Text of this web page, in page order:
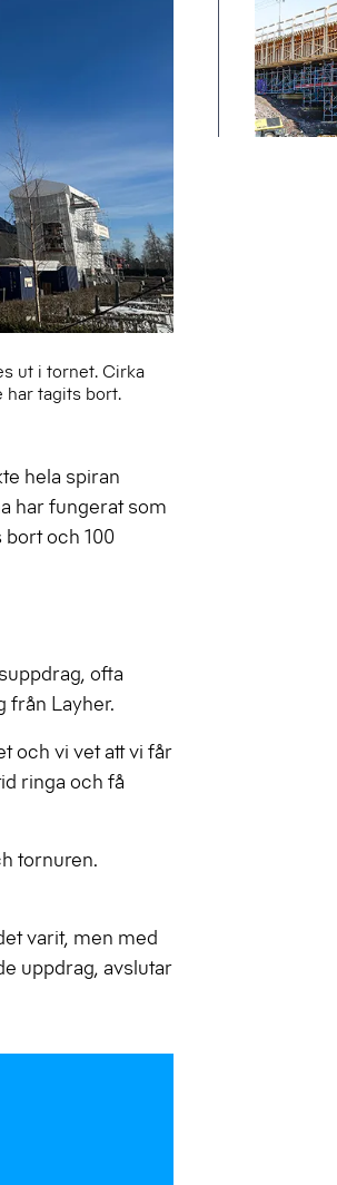
ut i tornet. Cirka
har tagits bort.
hela spiran
har fungerat som
och 100
ofta
från Layher.
och vi vet att vi får
ringa och få
tornuren.
varit, men med
uppdrag, avslutar